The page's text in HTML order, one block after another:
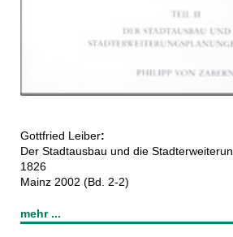
Gottfried Leiber:
Der Stadtausbau und die
1826
Mainz 2002 (Bd. 2-2)
mehr ...